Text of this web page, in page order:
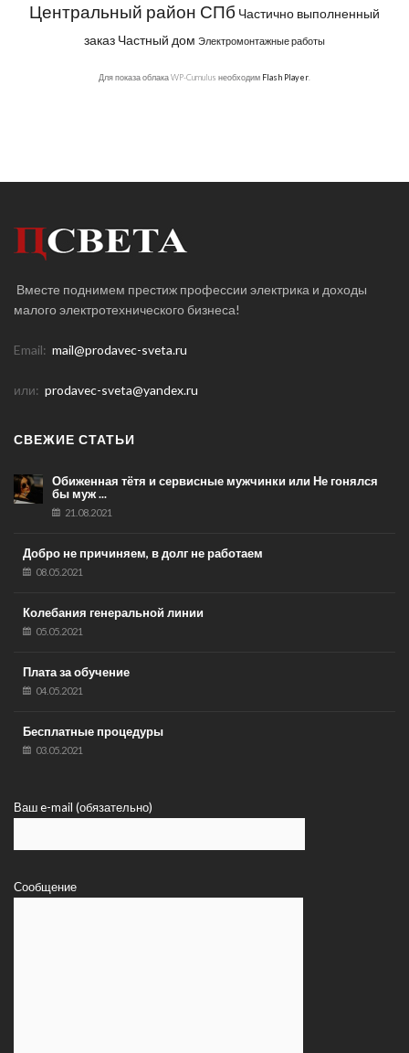
Центральный район СПб Частично выполненный
заказ Частный дом Электромонтажные работы
Для показа облака WP-Cumulus необходим Flash Player.
Вместе поднимем престиж профессии электрика и доходы
малого электротехнического бизнеса!
Email: mail@prodavec-sveta.ru
или: prodavec-sveta@yandex.ru
СВЕЖИЕ СТАТЬИ
Обиженная тётя и сервисные мужчинки или Не гонялся
бы муж ...
21.08.2021
Добро не причиняем, в долг не работаем
08.05.2021
Колебания генеральной линии
05.05.2021
Плата за обучение
04.05.2021
Бесплатные процедуры
03.05.2021
Ваш e-mail (обязательно)
Сообщение